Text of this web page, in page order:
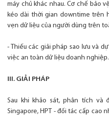
máy chủ khác nhau. Cơ chế bảo
kéo dài thời gian downtime trên
vẹn dữ liệu của người dùng trên
- Thiếu các giải pháp sao lưu và
việc an toàn dữ liệu doanh nghiệp.
III. GIẢI PHÁP
Sau khi khảo sát, phân tích và
Singapore, HPT - đối tác cấp cao